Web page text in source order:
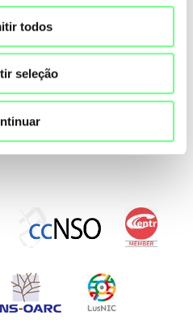
todos
seleção
abusiva de
questões?Contacte-nos!